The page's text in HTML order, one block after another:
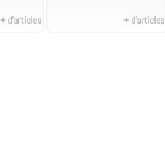
+ d'articles + d'articles